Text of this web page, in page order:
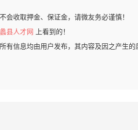
会收取押金、保证金，请微友务必谨慎！
蠡县人才网
上看到的！
有信息均由用户发布，其内容及因之产生